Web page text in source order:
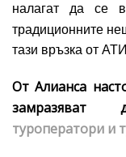
налагат да се
традиционните
тази връзка от
От Алианса
туроператори и